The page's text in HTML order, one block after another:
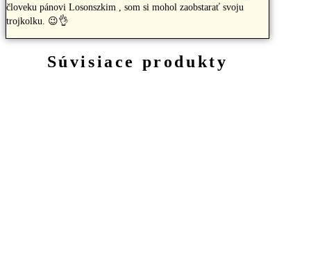
človeku pánovi Losonszkim , som si mohol zaobstarať svoju
trojkolku. 😉👌
Súvisiace produkty